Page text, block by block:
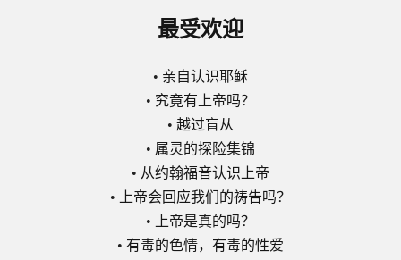
最受欢迎
• 亲自认识耶稣
• 究竟有上帝吗？
• 越过盲从
• 属灵的探险集锦
• 从约翰福音认识上帝
•
上帝会回应我们的祷告吗？
•
上帝是真的吗？
• 有毒的色情，有毒的性爱